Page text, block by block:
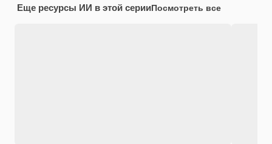
Еще ресурсы ИИ в этой серииПосмотреть все